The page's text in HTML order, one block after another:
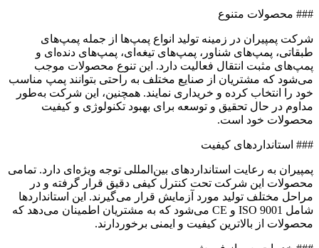
### محصولات متنوع
شرکت پمپیران در زمینه تولید انواع پمپ‌ها از جمله پمپ‌های
طبقاتی، پمپ‌های شناور، پمپ‌های تیغه‌ای، پمپ‌های دنده‌ای و
پمپ‌های مثبت انتقال فعالیت دارد. این تنوع محصولات موجب
می‌شود که مشتریان از صنایع مختلف به راحتی بتوانند پمپ مناسب
خود را انتخاب کرده و خریداری نمایند. همچنین، این شرکت به‌طور
مداوم در حال تحقیق و توسعه برای بهبود تکنولوژی و کیفیت
محصولات خود است.
### استانداردهای کیفیت
پمپیران به رعایت استانداردهای بین‌المللی توجه ویژه‌ای دارد. تمامی
محصولات این شرکت تحت کنترل کیفی دقیق قرار گرفته و در
مراحل مختلف تولید مورد آزمایش قرار می‌گیرند. این استانداردها
شامل ISO 9001 و CE می‌شود که به مشتریان اطمینان می‌دهد که
محصولات از بالاترین کیفیت و ایمنی برخوردارند.